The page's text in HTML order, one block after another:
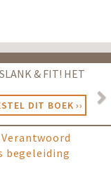
& FIT! HET
DIT BOEK ››
Verantwoord
begeleiding